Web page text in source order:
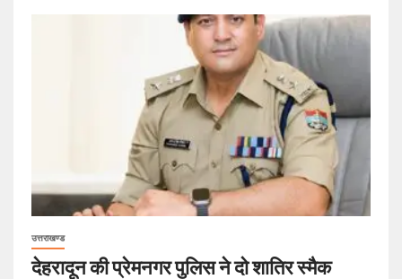
उत्तराखण्ड
देहरादून की प्रेमनगर पुलिस ने दो शातिर स्मैक